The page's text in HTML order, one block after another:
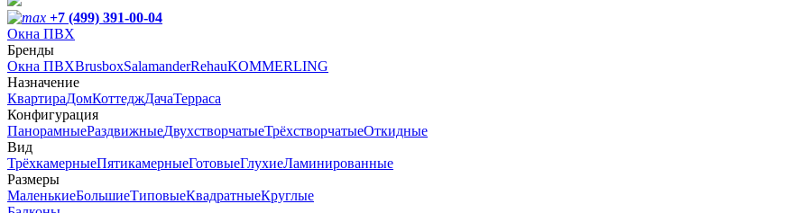
+7 (499) 391-00-04
Окна ПВХ
Бренды
Окна ПВХBrusboxSalamanderRehauKOMMERLING
Назначение
КвартираДомКоттеджДачаТерраса
Конфигурация
ПанорамныеРаздвижныеДвухстворчатыеТрёхстворчатыеОткидные
Вид
ТрёхкамерныеПятикамерныеГотовыеГлухиеЛаминированные
Размеры
МаленькиеБольшиеТиповыеКвадратныеКруглые